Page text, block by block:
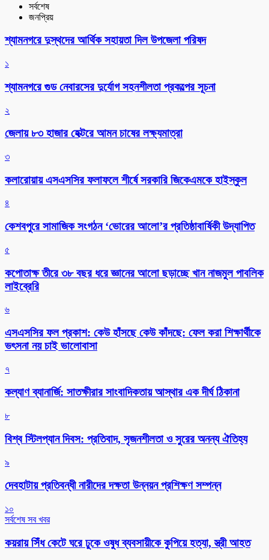
সর্বশেষ
জনপ্রিয়
শ্যামনগরে দুস্থদের আর্থিক সহায়তা দিল উপজেলা পরিষদ
১
শ্যামনগরে গুড নেবারসের দুর্যোগ সহনশীলতা প্রকল্পের সূচনা
২
জেলায় ৮৩ হাজার হেক্টরে আমন চাষের লক্ষ্যমাত্রা
৩
কলারোয়ায় এসএসসির ফলাফলে শীর্ষে সরকারি জিকেএমকে হাইস্কুল
৪
কেশবপুরে সামাজিক সংগঠন ‘ভোরের আলো’র প্রতিষ্ঠাবার্ষিকী উদ্যাপিত
৫
কপোতাক্ষ তীরে ৩৮ বছর ধরে জ্ঞানের আলো ছড়াচ্ছে খান নাজমুল পাবলিক
লাইব্রেরি
৬
এসএসসির ফল প্রকাশ: কেউ হাঁসছে কেউ কাঁদছে: ফেল করা শিক্ষার্থীকে
ভৎসনা নয় চাই ভালোবাসা
৭
কল্যাণ ব্যানার্জি: সাতক্ষীরার সাংবাদিকতায় আস্থার এক দীর্ঘ ঠিকানা
৮
বিশ্ব স্টিলপ্যান দিবস: প্রতিবাদ, সৃজনশীলতা ও সুরের অনন্য ঐতিহ্য
৯
দেবহাটায় প্রতিবন্ধী নারীদের দক্ষতা উন্নয়ন প্রশিক্ষণ সম্পন্ন
১০
সর্বশেষ সব খবর
কয়রায় সিঁধ কেটে ঘরে ঢুকে ওষুধ ব্যবসায়ীকে কুপিয়ে হত্যা, স্ত্রী আহত